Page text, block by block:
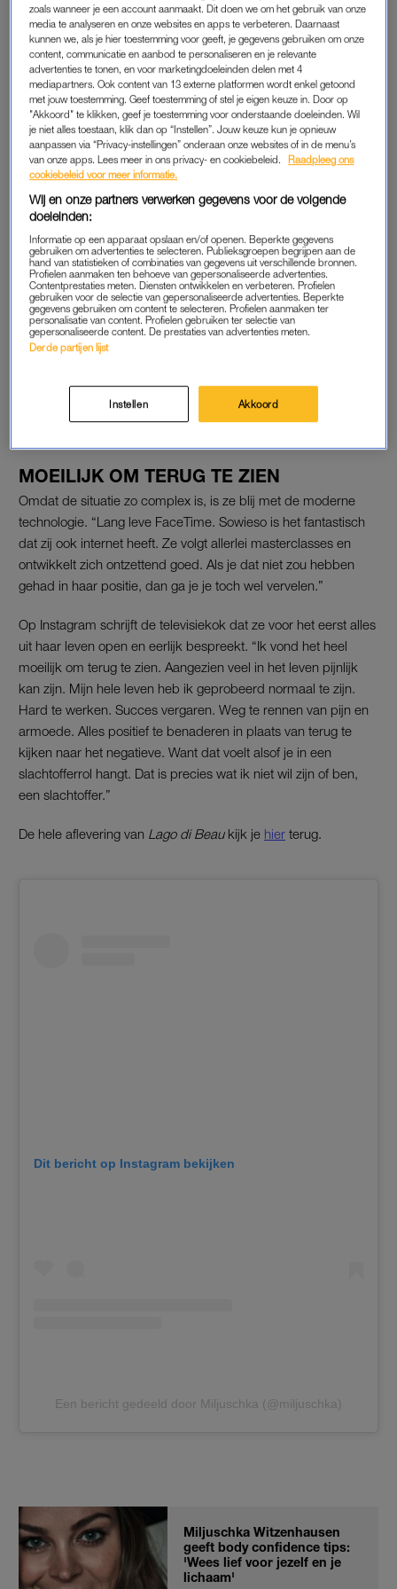
overgehouden. Dat heb ik niet. Mijn beste vriendin die ik heb,
heb ik al vanaf mijn vijftiende maar die zat niet bij mij op
school. Die was ook een paar jaar ouder. En eigenlijk pas
nadat zehet boek had gelezen van mijn moederwist ze wat er
speelde. Ik had twee levens. Eentje thuis en eentje buitenhuis.”
ASTRID HOLLEEDER
Miljuschka groeide op als dochter van Astrid Holleeder,
van crimineel Willem Holleeder . In 2015 legde Astrid een
veroordeeld tot een levenslange gevangenisstraf. Astrid is haar
leven niet zeker en leeft al geruime tijd ondergedoken.
“Ik spreek haar iedere dag”, vertelt Miljuschka. Ze bellen veel
en spreken af en toe af op een geheime locatie. “Buiten op
straat kan niks, dus spreken we meestal af in een auto ofzo.”
MOEILIJK OM TERUG TE ZIEN
Omdat de situatie zo complex is, is ze blij met de moderne
technologie. “Lang leve FaceTime. Sowieso is het fantastisch
dat zij ook internet heeft. Ze volgt allerlei masterclasses en
ontwikkelt zich ontzettend goed. Als je dat niet zou hebben
gehad in haar positie, dan ga je je toch wel vervelen.”
Op Instagram schrijft de televisiekok dat ze voor het eerst alles
uit haar leven open en eerlijk bespreekt. “Ik vond het heel
moeilijk om terug te zien. Aangezien veel in het leven pijnlijk
kan zijn. Mijn hele leven heb ik geprobeerd normaal te zijn.
Hard te werken. Succes vergaren. Weg te rennen van pijn en
armoede. Alles positief te benaderen in plaats van terug te
kijken naar het negatieve. Want dat voelt alsof je in een
slachtofferrol hangt. Dat is precies wat ik niet wil zijn of ben,
een slachtoffer.”
De hele aflevering van Lago di Beaukijk je hier terug.
Dit bericht op Instagram bekijken
Een bericht gedeeld door Miljuschka (@miljuschka)
Miljuschka Witzenhausen
geeft body confidence tips:
'Wees lief voor jezelf en je
lichaam'
zoals wanneer je een account aanmaakt. Dit doen we om het gebruik van onze
media te analyseren en onze websites en apps te verbeteren. Daarnaast
kunnen we, als je hier toestemming voor geeft, je gegevens gebruiken om onze
content, communicatie en aanbod te personaliseren en je relevante
advertenties te tonen, en voor marketingdoeleinden delen met 4
mediapartners. Ook content van 13 externe platformen wordt enkel getoond
met jouw toestemming. Geef toestemming of stel je eigen keuze in. Door op
"Akkoord" te klikken, geef je toestemming voor onderstaande doeleinden. Wil
je niet alles toestaan, klik dan op “Instellen”. Jouw keuze kun je opnieuw
aanpassen via “Privacy-instellingen” onderaan onze websites of in de menu’s
van onze apps. Lees meer in ons privacy- en cookiebeleid.
Raadpleeg ons
cookiebeleid voor meer informatie.
Wij en onze partners verwerken gegevens voor de volgende
doeleinden:
Informatie op een apparaat opslaan en/of openen. Beperkte gegevens
gebruiken om advertenties te selecteren. Publieksgroepen begrijpen aan de
hand van statistieken of combinaties van gegevens uit verschillende bronnen.
Profielen aanmaken ten behoeve van gepersonaliseerde advertenties.
Contentprestaties meten. Diensten ontwikkelen en verbeteren. Profielen
gebruiken voor de selectie van gepersonaliseerde advertenties. Beperkte
gegevens gebruiken om content te selecteren. Profielen aanmaken ter
personalisatie van content. Profielen gebruiken ter selectie van
gepersonaliseerde content. De prestaties van advertenties meten.
Derde partijen lijst
Instellen Akkoord